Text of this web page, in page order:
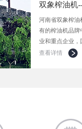
双象榨油机
河南省双象榨油
有的榨油机品牌
业和重点企业，
查看详情